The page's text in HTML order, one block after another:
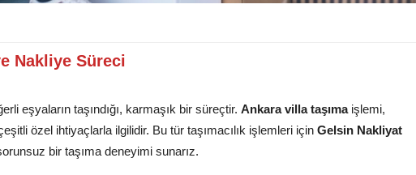
Nakliye Süreci
eşyaların taşındığı, karmaşık bir süreçtir. Ankara villa taşımaişlemi,
özel ihtiyaçlarla ilgilidir. Bu tür taşımacılık işlemleri için Gelsin Nakliyat
bir taşıma deneyimi sunarız.